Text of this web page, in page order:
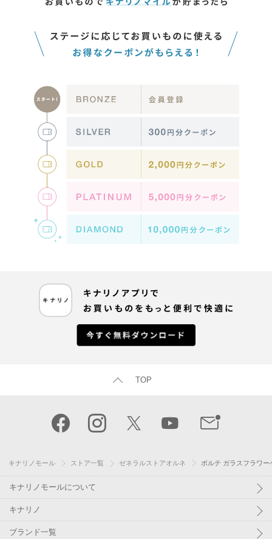
TOP
キナリノモール ストア一覧 ゼネラルストアオルネ ポルテ ガラスフラワー
キナリノモールについて
キナリノ
ブランド一覧